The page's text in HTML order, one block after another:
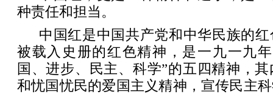
种责任和担当。
中国红是中国共产党和中华民族的
被载入史册的红色精神，是一九一九
国、进步、民主、科学”的五四精神，
和忧国忧民的爱国主义精神，宣传民主